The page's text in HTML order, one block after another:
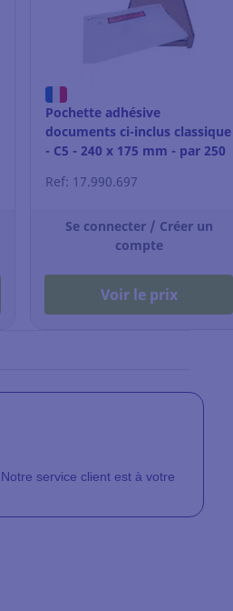
Pochette adhésive
documents ci-inclus classique
- C5 - 240 x 175 mm - par 250
Ref: 17.990.697
Se connecter / Créer un
compte
Voir le prix
Notre service client est à votre